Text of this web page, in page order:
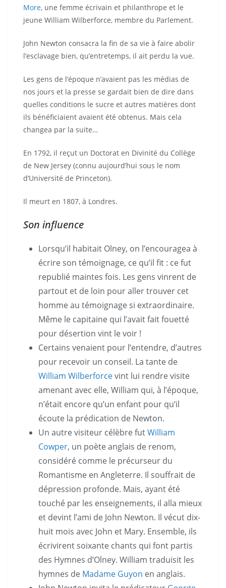
More, une femme écrivain et philanthrope et le
jeune William Wilberforce, membre du Parlement.
John Newton consacra la fin de sa vie à faire abolir
l’esclavage bien, qu’entretemps, il ait perdu la vue.
Les gens de l’époque n’avaient pas les médias de
nos jours et la presse se gardait bien de dire dans
quelles conditions le sucre et autres matières dont
ils bénéficiaient avaient été obtenus. Mais cela
changea par la suite…
En 1792, il reçut un Doctorat en Divinité du Collège
de New Jersey (connu aujourd’hui sous le nom
d’Université de Princeton).
Il meurt en 1807, à Londres.
Son influence
Lorsqu’il habitait Olney, on l’encouragea à
écrire son témoignage, ce qu’il fit : ce fut
republié maintes fois. Les gens vinrent de
partout et de loin pour aller trouver cet
homme au témoignage si extraordinaire.
Même le capitaine qui l’avait fait fouetté
pour désertion vint le voir !
Certains venaient pour l’entendre, d’autres
pour recevoir un conseil. La tante de
William Wilberforcevint lui rendre visite
amenant avec elle, William qui, à l’époque,
n’était encore qu’un enfant pour qu’il
écoute la prédication de Newton.
Un autre visiteur célèbre futWilliam
Cowper, un poète anglais de renom,
considéré comme le précurseur du
Romantisme en Angleterre. Il souffrait de
dépression profonde. Mais, ayant été
touché par les enseignements, il alla mieux
et devint l’ami de John Newton. Il vécut dix-
huit mois avec John et Mary. Ensemble, ils
écrivirent soixante chants qui font partis
des Hymnes d’Olney. William traduisit les
hymnes de Madame Guyon en anglais.